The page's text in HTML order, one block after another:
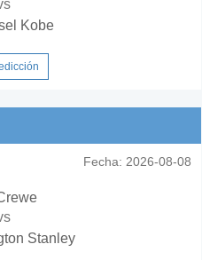
Kobe
Fecha: 2026-08-08
Stanley